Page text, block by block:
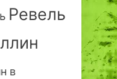
Ревель
в